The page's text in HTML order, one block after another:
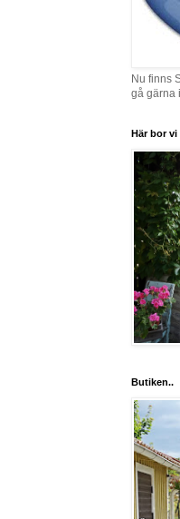
Nu finns
gå gärna
Här bor vi
Butiken..